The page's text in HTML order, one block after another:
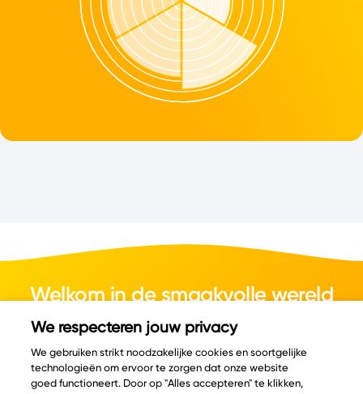
Welkom in de smaakvolle wereld
van kaas.
We respecteren jouw privacy
We gebruiken strikt noodzakelijke cookies en soortgelijke
technologieën om ervoor te zorgen dat onze website
goed functioneert. Door op "Alles accepteren" te klikken,